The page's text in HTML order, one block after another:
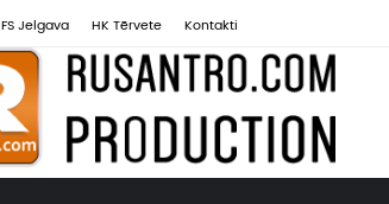
FS Jelgava HK Tērvete Kontakti